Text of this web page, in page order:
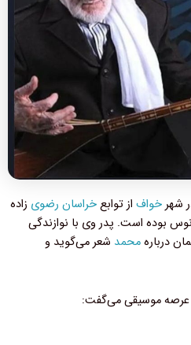
خواف از توابعخراسان رضوی زاده
دوتار مأنوس بوده است. پدر وی با نوازندگی
دربارهمحمد شعر می‌گوید و
عرصه موسیقی می‌گفت: